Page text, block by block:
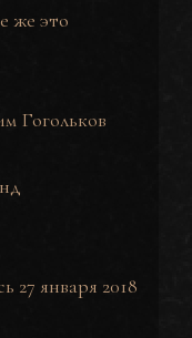
же это
Гогольков
27 января 2018